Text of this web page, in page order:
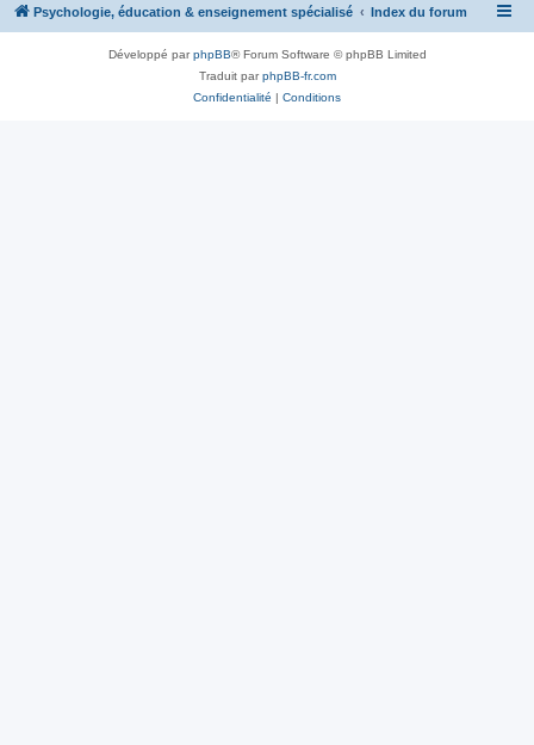
Psychologie, éducation & enseignement spécialisé Index du forum
Développé parphpBB® Forum Software © phpBB Limited
Traduit parphpBB-fr.com
Confidentialité | Conditions